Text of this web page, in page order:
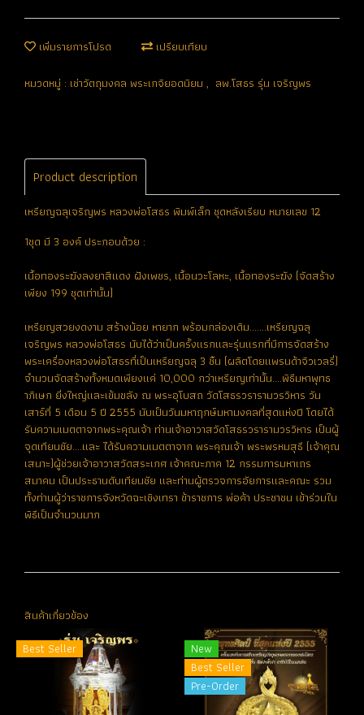
เพิ่มรายการโปรด เปรียบเทียบ
หมวดหมู่ : เช่าวัตถุมงคล พระเกจิยอดนิยม , ลพ.โสธร รุ่น เจริญพร
Product description
เหรียญฉลุเจริญพร หลวงพ่อโสธร พิมพ์เล็ก ชุดหลังเรียบ หมายเลข 12
1ชุด มี 3 องค์ ประกอบด้วย :
เนื้อทองระฆังลงยาสีแดง ฝังเพชร, เนื้อนวะโลหะ, เนื้อทองระฆัง (จัดสร้าง
เพียง 199 ชุดเท่านั้น)
เหรียญสวยงดงาม สร้างน้อย หายาก พร้อมกล่องเดิม.......เหรียญฉลุ
เจริญพร หลวงพ่อโสธร นับได้ว่าเป็นครั้งแรกและรุ่นแรกที่มีการจัดสร้าง
พระเครื่องหลวงพ่อโสธรที่เป็นเหรียญฉลุ 3 ชิ้น (ผลิตโดยแพรนด้าจิวเวลรี่)
จำนวนจัดสร้างทั้งหมดเพียงแค่ 10,000 กว่าเหรียญเท่านั้น....พิธีมหาพุทธ
าภิเษก ยิ่งใหญ่และเข้มขลัง ณ พระอุโบสถ วัดโสธรวรารามวรวิหาร วัน
เสาร์ที่ 5 เดือน 5 ปี 2555 นับเป็นวันมหาฤกษ์มหามงคลที่สุดแห่งปี โดยได้
รับความเมตตาจากพระคุณเจ้า ท่านเจ้าอาวาสวัดโสธรวรารามวรวิหาร เป็นผู้
จุดเทียนชัย....และ ได้รับความเมตตาจาก พระคุณเจ้า พระพรหมสุธี (เจ้าคุณ
เสนาะ)ผู้ช่วยเจ้าอาวาสวัดสระเกศ เจ้าคณะภาค 12 กรรมการมหาเถร
สมาคม เป็นประธานดับเทียนชัย และท่านผู้ตรวจการอัยการและคณะ รวม
ทั้งท่านผู้ว่าราชการจังหวัดฉะเชิงเทรา ข้าราชการ พ่อค้า ประชาชน เข้าร่วมใน
พิธีเป็นจำนวนมาก
สินค้าเกี่ยวข้อง
Best Seller
New
Best Seller
Pre-Order